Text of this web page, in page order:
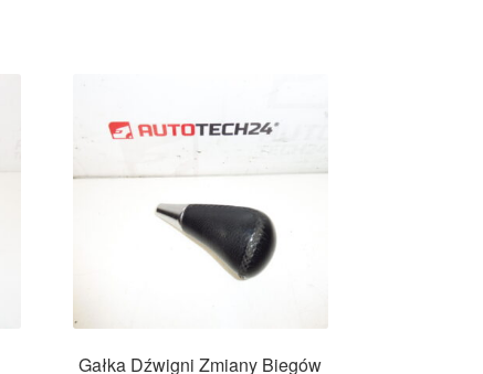
Gałka Dźwigni Zmiany Biegów